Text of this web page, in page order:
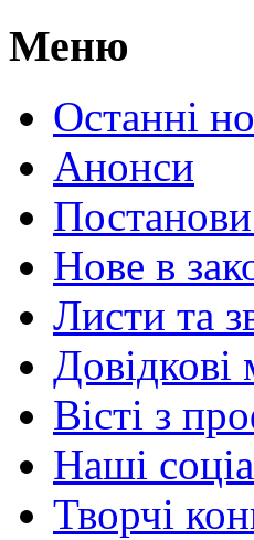
Меню
Останні
Анонси
Постанови
Нове в
Листи та
Довідкові
Вісті з
Наші
Творчі